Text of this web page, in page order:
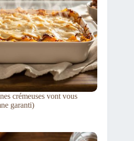
crémeuses vont vous
garanti)